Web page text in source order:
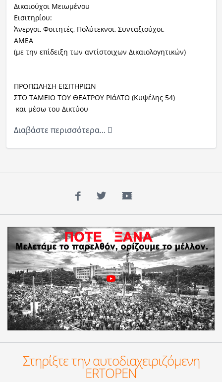
Δικαιούχοι Μειωμένου
Εισιτηρίου:
Άνεργοι, Φοιτητές, Πολύτεκνοι, Συνταξιούχοι,
ΑΜΕΑ
(με την επίδειξη των αντίστοιχων Δικαιολογητικών)
ΠΡΟΠΩΛΗΣΗ ΕΙΣΙΤΗΡΙΩΝ
ΣΤΟ ΤΑΜΕΙΟ ΤΟΥ ΘΕΑΤΡΟΥ ΡΙάΛΤΟ (Κυψέλης 54)
και μέσω του Δικτύου
Διαβάστε περισσότερα...
Facebook
TwitterYouTube
Στηρίξτε την αυτοδιαχειριζόμενη
ERTOPEN